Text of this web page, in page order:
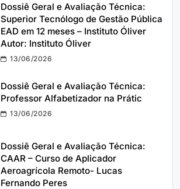
Dossiê Geral e Avaliação Técnica:
Superior Tecnólogo de Gestão Pública
EAD em 12 meses – Instituto Óliver
Autor: Instituto Óliver
13/06/2026
Dossiê Geral e Avaliação Técnica:
Professor Alfabetizador na Prátic
13/06/2026
Dossiê Geral e Avaliação Técnica:
CAAR – Curso de Aplicador
Aeroagrícola Remoto- Lucas
Fernando Peres